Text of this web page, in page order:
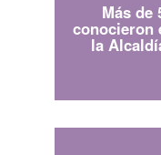
Más de
conocieron
la